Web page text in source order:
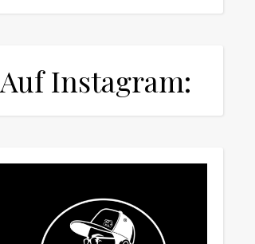
Auf Instagram: